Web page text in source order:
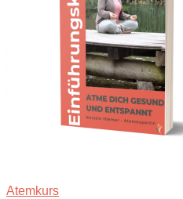
Atemkurs